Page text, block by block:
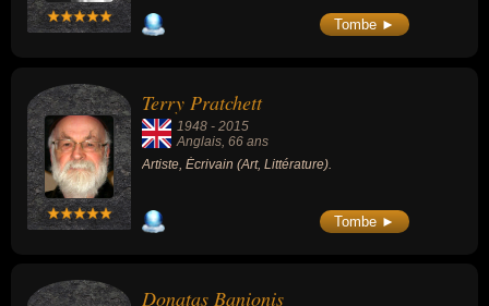
Tombe ►
Terry Pratchett
1948 - 2015
Anglais , 66 ans
Artiste, Écrivain (Art, Littérature).
Tombe ►
Donatas Banionis